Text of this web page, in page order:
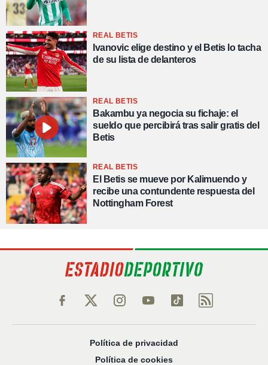
REAL BETIS
Ivanovic elige destino y el Betis lo tacha
de su lista de delanteros
REAL BETIS
Bakambu ya negocia su fichaje: el
sueldo que percibirá tras salir gratis del
Betis
REAL BETIS
El Betis se mueve por Kalimuendo y
recibe una contundente respuesta del
Nottingham Forest
Política de privacidad
Política de cookies